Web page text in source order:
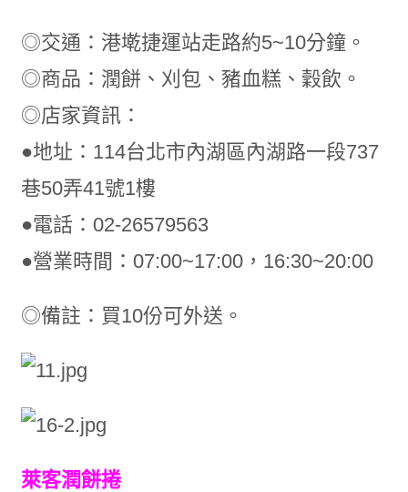
◎交通：港墘捷運站走路約5~10分鐘。
◎商品：潤餅、刈包、豬血糕、穀飲。
◎店家資訊：
●地址：114台北市內湖區內湖路一段737
巷50弄41號1樓
●電話：02-26579563
●營業時間：07:00~17:00，16:30~20:00
◎備註：買10份可外送。
萊客潤餅捲